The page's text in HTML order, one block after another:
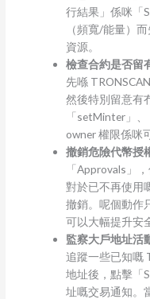
行結果」係咪「
（頻寬/能量）
資源。
檢查合約是否留
先喺
然後特別留意有
「setMinter」
owner 權限係咪
撤銷危險代幣授
「Approvals」
對於已不再使用
撤銷。呢個動作
可以大幅提升安
監察大戶地址活
追蹤一些已知嘅
地址後，點擊「
址嘅交易通知。